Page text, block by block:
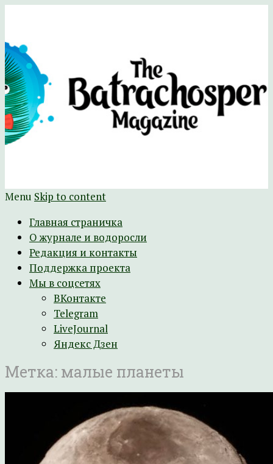
The Batrachospermum Magazine
Батрахоспермум (официальный сайт)
Menu Skip to content
Главная страничка
О журнале и водоросли
Редакция и контакты
Поддержка проекта
Мы в соцсетях
ВКонтакте
Telegram
LiveJournal
Яндекс Дзен
Метка: малые планеты